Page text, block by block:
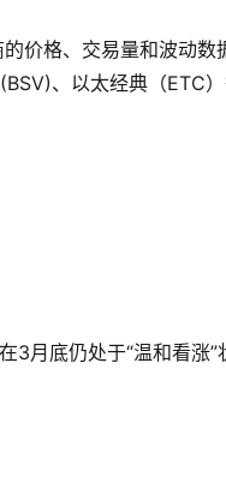
价格、交易量和波动数
、以太经典（ETC
3月底仍处于“温和看涨”